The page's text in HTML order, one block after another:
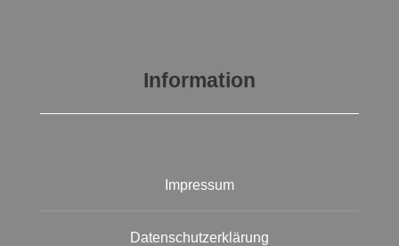
Information
Impressum
Datenschutzerklärung